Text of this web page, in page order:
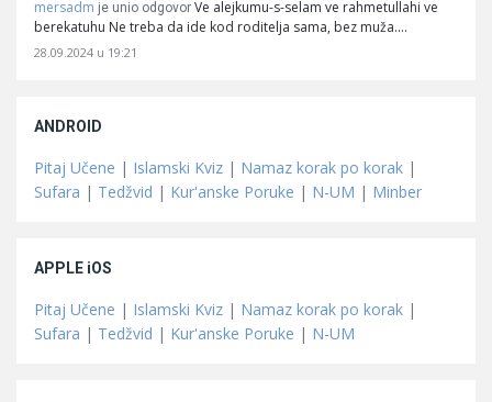
mersadm je unio odgovor Ve alejkumu-s-selam ve rahmetullahi ve
berekatuhu Ne treba da ide kod roditelja sama, bez muža.…
28.09.2024 u 19:21
ANDROID
Pitaj Učene | Islamski Kviz | Namaz korak po korak |
Sufara | Tedžvid | Kur'anske Poruke | N-UM | Minber
APPLE iOS
Pitaj Učene | Islamski Kviz | Namaz korak po korak |
Sufara | Tedžvid | Kur'anske Poruke | N-UM